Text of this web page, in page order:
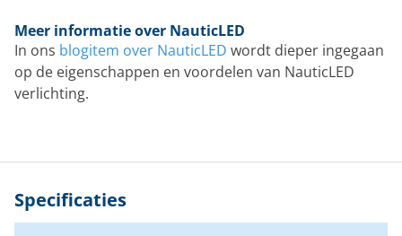
Meer informatie over NauticLED
In ons blogitem over NauticLED wordt dieper ingegaan
op de eigenschappen en voordelen van NauticLED
verlichting.
Specificaties